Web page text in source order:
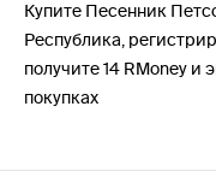
Купите Песенник
Республика,
получите 14 RMoney и
покупках